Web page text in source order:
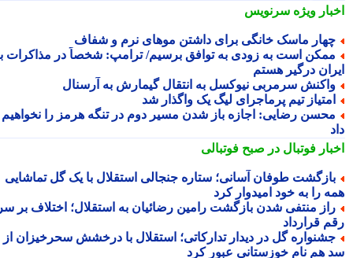
ویژهسرنویس
ماسک خانگی برای داشتن موهای نرم و شفاف
است به زودی به توافق برسیم/ ترامپ: شخصاً در مذاکرات با
درگیر هستم
سرمربی نیوکسل به انتقال گیمارش به آرسنال
تیم پرماجرای لیگ یک واگذار شد
رضایی: اجازه باز شدن مسیر دوم در تنگه هرمز را نخواهیم
فوتبال در صبح فوتبالی
طوفان آسانی؛ ستاره جنجالی استقلال با یک گل تماشایی
را به خود امیدوار کرد
منتفی شدن بازگشت رامین رضائیان به استقلال؛ اختلاف بر سر
قرارداد
گل در دیدار تدارکاتی؛ استقلال با درخشش سحرخیزان از
هم نام خوزستانی عبور کرد